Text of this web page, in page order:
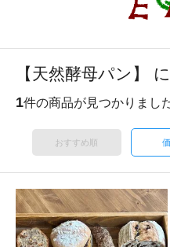
【天然酵母パン】
1件の商品が見つかりまし
おすすめ順